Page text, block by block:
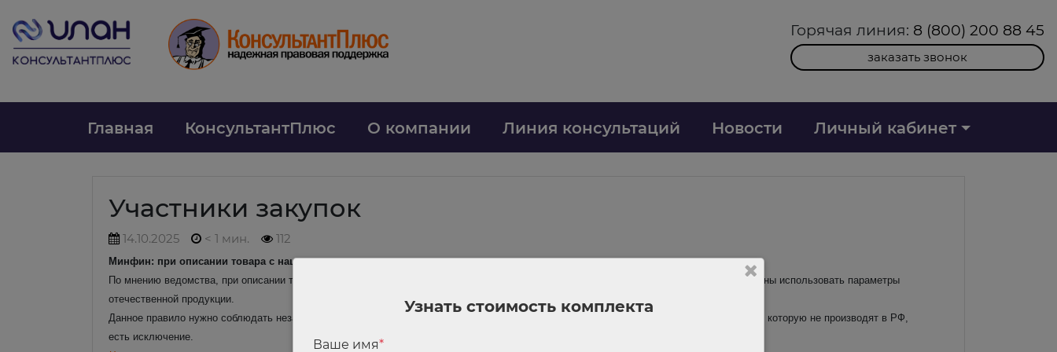
Горячая линия: 8 (800) 200 88 45
заказать звонок
Главная КонсультантПлюс О компании Линия консультаций Новости Личный кабинет
Участники закупок
14.10.2025 < 1 мин. 112
Минфин: при описании товара с национальным режимом отечественные параметры применяются по умолчанию
По мнению ведомства, при описании товаров, на которые распространяется запрет, ограничение или преимущество, госзаказчики должны использовать параметры
отечественной продукции.
Данное правило нужно соблюдать независимо от того, применялись ли в закупке «защитные» меры. При этом для описания продукции, которую не производят в РФ,
есть исключение.
Узнать стоимость комплекта
Ваше имя*